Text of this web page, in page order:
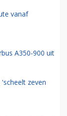
vanaf
A350-900 uit
zeven